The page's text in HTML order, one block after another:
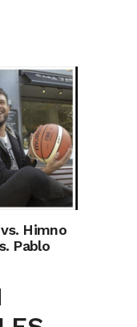
Himno
Pablo